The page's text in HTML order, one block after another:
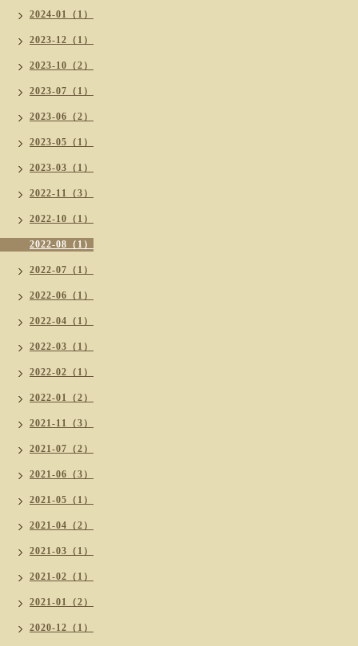
2024-01（1）
2023-12（1）
2023-10（2）
2023-07（1）
2023-06（2）
2023-05（1）
2023-03（1）
2022-11（3）
2022-10（1）
2022-08（1）
2022-07（1）
2022-06（1）
2022-04（1）
2022-03（1）
2022-02（1）
2022-01（2）
2021-11（3）
2021-07（2）
2021-06（3）
2021-05（1）
2021-04（2）
2021-03（1）
2021-02（1）
2021-01（2）
2020-12（1）